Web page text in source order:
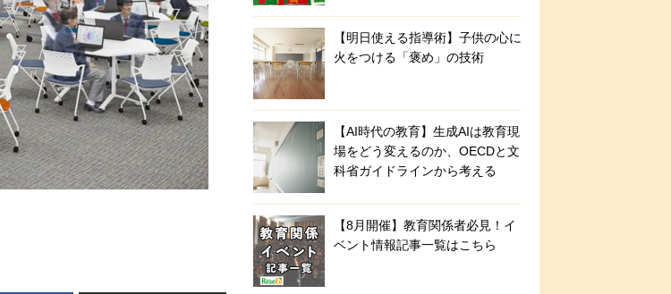
【明日使える指導術】子供の心に
火をつける「褒め」の技術
【AI時代の教育】生成AIは教育現
場をどう変えるのか、OECDと文
科省ガイドラインから考える
【8月開催】教育関係者必見！イ
ベント情報記事一覧はこちら